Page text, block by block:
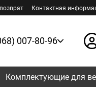
Контактная
007-80-96
Комплектующие для